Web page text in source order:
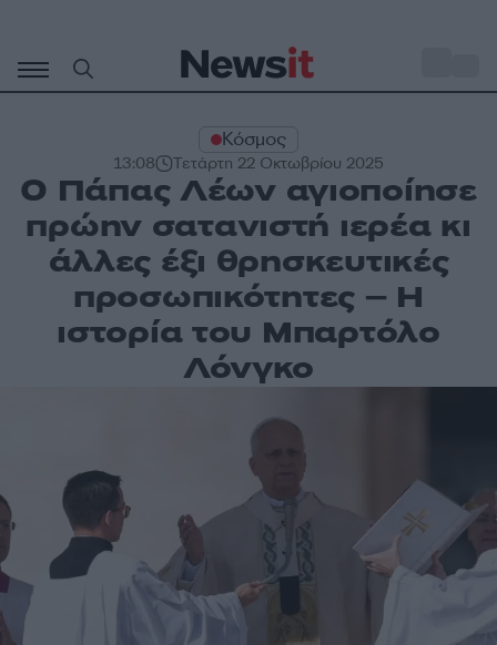
περιεχόμενο
Κόσμος
13:08 Τετάρτη 22 Οκτωβρίου 2025
Ο Πάπας Λέων αγιοποίησε
πρώην σατανιστή ιερέα κι
άλλες έξι θρησκευτικές
προσωπικότητες – Η
ιστορία του Μπαρτόλο
Λόνγκο